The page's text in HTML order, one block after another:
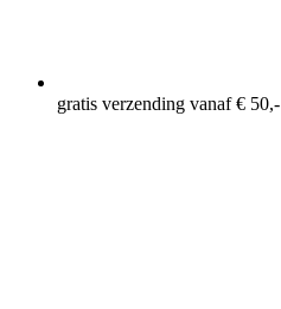
gratis verzending vanaf € 50,-